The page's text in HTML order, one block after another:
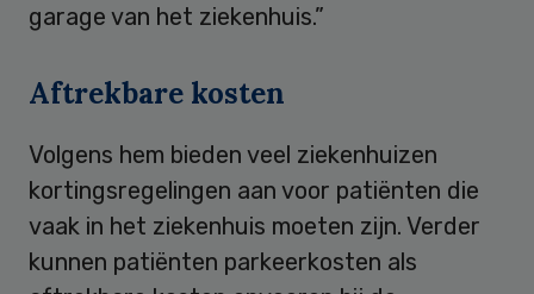
garage van het ziekenhuis.”
Aftrekbare kosten
Volgens hem bieden veel ziekenhuizen
kortingsregelingen aan voor patiënten die
vaak in het ziekenhuis moeten zijn. Verder
kunnen patiënten parkeerkosten als